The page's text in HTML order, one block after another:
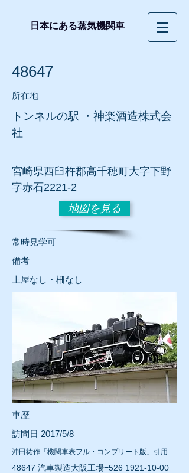
日本にある蒸気機関車
48647
所在地
トンネルの駅 ・神楽酒造株式会
社
宮崎県西臼杵郡高千穂町大字下野
字赤石2221-2
地図を見る
​常時見学可
​備考
上屋なし・柵なし
車歴
訪問日 2017/5/8
沖田祐作「機関車表フル・コンプリート版」引用
48647 汽車製造大阪工場=526 1921-10-00